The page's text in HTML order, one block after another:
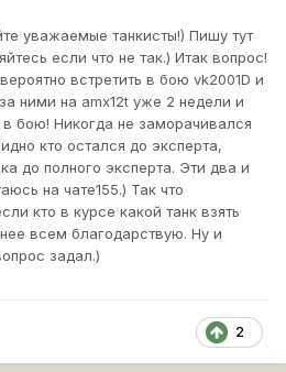
уважаемые танкисты!) Пишу тут
если что не так.) Итак вопрос!
встретить в бою vk2001D и
ними на amx12t уже 2 недели и
бою! Никогда не заморачивался
кто остался до эксперта,
до полного эксперта. Эти два и
на чате155.) Так что
кто в курсе какой танк взять
всем благодарствую. Ну и
задал.)
2